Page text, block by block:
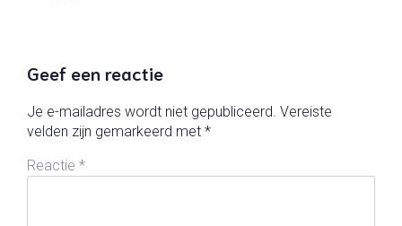
Geef een reactie
Je e-mailadres wordt niet gepubliceerd. Vereiste
velden zijn gemarkeerd met *
Reactie *